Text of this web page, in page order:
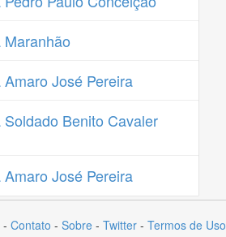
José Pereira
Benito Cavaler
José Pereira
- Contato - Sobre - Twitter - Termos de Uso